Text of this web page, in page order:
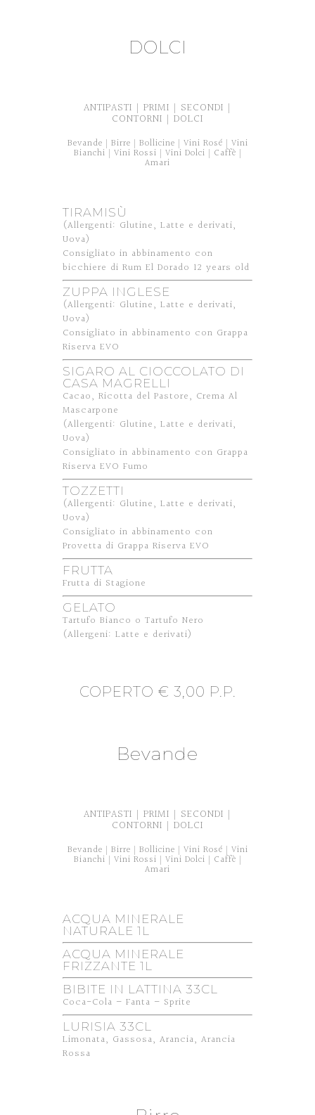
DOLCI
ANTIPASTI | PRIMI | SECONDI |
CONTORNI | DOLCI
Bevande | Birre | Bollicine | Vini Rosé | Vini
Bianchi | Vini Rossi | Vini Dolci | Caffè |
Amari
TIRAMISÙ
(Allergenti: Glutine, Latte e derivati,
Uova)
Consigliato in abbinamento con
bicchiere di Rum El Dorado 12 years old
ZUPPA INGLESE
(Allergenti: Glutine, Latte e derivati,
Uova)
Consigliato in abbinamento con Grappa
Riserva EVO
SIGARO AL CIOCCOLATO DI
CASA MAGRELLI
Cacao, Ricotta del Pastore, Crema Al
Mascarpone
(Allergenti: Glutine, Latte e derivati,
Uova)
Consigliato in abbinamento con Grappa
Riserva EVO Fumo
TOZZETTI
(Allergenti: Glutine, Latte e derivati,
Uova)
Consigliato in abbinamento con
Provetta di Grappa Riserva EVO
FRUTTA
Frutta di Stagione
GELATO
Tartufo Bianco o Tartufo Nero
(Allergeni: Latte e derivati)
COPERTO € 3,00 P.P.
Bevande
ANTIPASTI | PRIMI | SECONDI |
CONTORNI | DOLCI
Bevande | Birre | Bollicine | Vini Rosé | Vini
Bianchi | Vini Rossi | Vini Dolci | Caffè |
Amari
ACQUA MINERALE
NATURALE 1L
ACQUA MINERALE
FRIZZANTE 1L
BIBITE IN LATTINA 33CL
Coca-Cola – Fanta – Sprite
LURISIA 33CL
Limonata, Gassosa, Arancia, Arancia
Rossa